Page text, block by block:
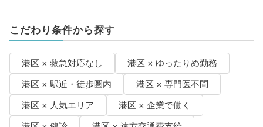
こだわり条件から探す
港区 × 救急対応なし
港区 × ゆったりめ勤務
港区 × 駅近・徒歩圏内
港区 × 専門医不問
港区 × 人気エリア
港区 × 企業で働く